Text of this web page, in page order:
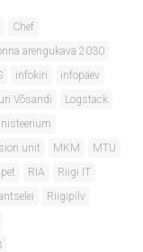
Chef
arengukava 2030
infokiri
infopäev
Võsandi
Logstack
unit MKM
MTU
RIA
Riigi IT
Riigipilv